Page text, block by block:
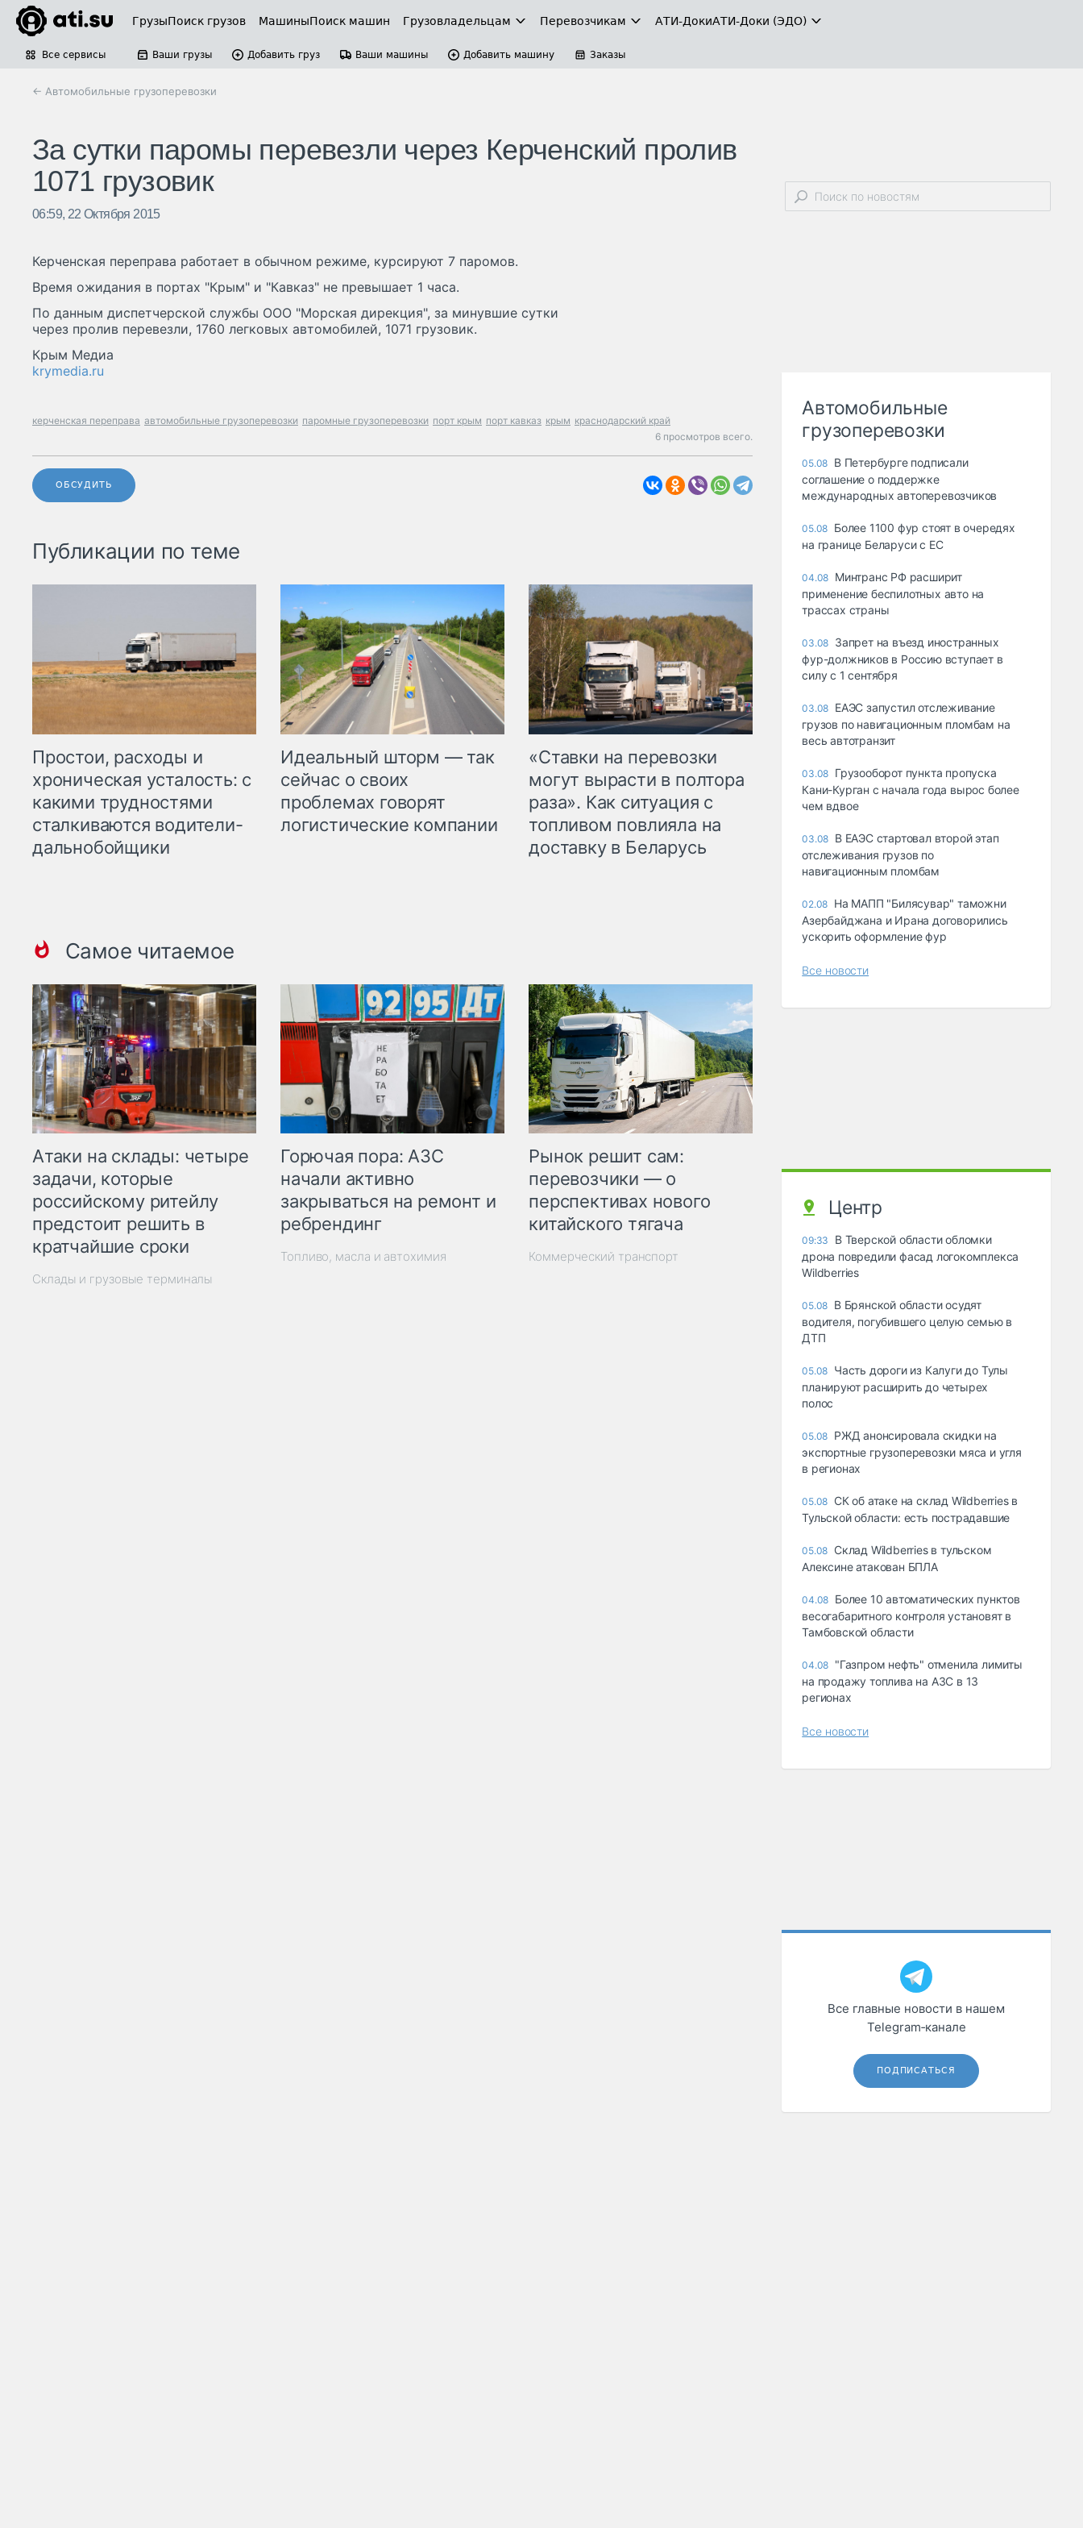
ГрузыПоиск грузов МашиныПоиск машин Грузовладельцам Перевозчикам АТИ-ДокиАТИ-Доки (ЭДО)
Все сервисы Ваши грузы Добавить груз Ваши машины Добавить машину Заказы
← Автомобильные грузоперевозки
За сутки паромы перевезли через Керченский пролив
1071 грузовик
06:59, 22 Октября 2015
Керченская переправа работает в обычном режиме, курсируют 7 паромов.
Время ожидания в портах "Крым" и "Кавказ" не превышает 1 часа.
По данным диспетчерской службы ООО "Морская дирекция", за минувшие сутки
через пролив перевезли, 1760 легковых автомобилей, 1071 грузовик.
Крым Медиа
krymedia.ru
керченская переправа автомобильные грузоперевозки паромные грузоперевозки порт крым порт кавказ крым краснодарский край
6 просмотров всего.
ОБСУДИТЬ
Публикации по теме
Простои, расходы и
хроническая усталость: с
какими трудностями
сталкиваются водители-
дальнобойщики
Идеальный шторм — так
сейчас о своих
проблемах говорят
логистические компании
«Ставки на перевозки
могут вырасти в полтора
раза». Как ситуация с
топливом повлияла на
доставку в Беларусь
Самое читаемое
Атаки на склады: четыре
задачи, которые
российскому ритейлу
предстоит решить в
кратчайшие сроки
Склады и грузовые терминалы
Горючая пора: АЗС
начали активно
закрываться на ремонт и
ребрендинг
Топливо, масла и автохимия
Рынок решит сам:
перевозчики — о
перспективах нового
китайского тягача
Коммерческий транспорт
Автомобильные
грузоперевозки
05.08 В Петербурге подписали
соглашение о поддержке
международных автоперевозчиков
05.08 Более 1100 фур стоят в очередях
на границе Беларуси с ЕС
04.08 Минтранс РФ расширит
применение беспилотных авто на
трассах страны
03.08 Запрет на въезд иностранных
фур-должников в Россию вступает в
силу с 1 сентября
03.08 ЕАЭС запустил отслеживание
грузов по навигационным пломбам на
весь автотранзит
03.08 Грузооборот пункта пропуска
Кани-Курган с начала года вырос более
чем вдвое
03.08 В ЕАЭС стартовал второй этап
отслеживания грузов по
навигационным пломбам
02.08 На МАПП "Билясувар" таможни
Азербайджана и Ирана договорились
ускорить оформление фур
Все новости
Центр
09:33
В Тверской области обломки
дрона повредили фасад логокомплекса
Wildberries
05.08 В Брянской области осудят
водителя, погубившего целую семью в
ДТП
05.08 Часть дороги из Калуги до Тулы
планируют расширить до четырех
полос
05.08 РЖД анонсировала скидки на
экспортные грузоперевозки мяса и угля
в регионах
05.08 СК об атаке на склад Wildberries в
Тульской области: есть пострадавшие
05.08 Склад Wildberries в тульском
Алексине атакован БПЛА
04.08 Более 10 автоматических пунктов
весогабаритного контроля установят в
Тамбовской области
04.08 "Газпром нефть" отменила лимиты
на продажу топлива на АЗС в 13
регионах
Все новости
Все главные новости в нашем
Telegram‑канале
ПОДПИСАТЬСЯ